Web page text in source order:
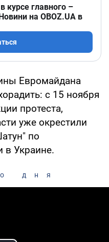
курсе главного –
на OBOZ.UA в
Евромайдана
с 15 ноября
протеста,
уже окрестили
по
в Украине.
дня